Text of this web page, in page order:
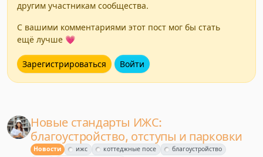
другим участникам сообщества.
С вашими комментариями этот пост мог бы стать
ещё лучше 💗
Зарегистрироваться Войти
Новые стандарты ИЖС:
благоустройство, отступы и парковки
Новости ижс коттеджные посе благоустройство